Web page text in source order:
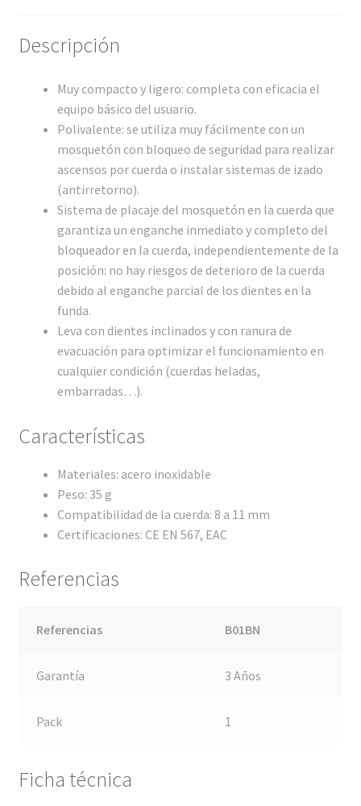
Descripción
Muy compacto y ligero: completa con eficacia el
equipo básico del usuario.
Polivalente: se utiliza muy fácilmente con un
mosquetón con bloqueo de seguridad para realizar
ascensos por cuerda o instalar sistemas de izado
(antirretorno).
Sistema de placaje del mosquetón en la cuerda que
garantiza un enganche inmediato y completo del
bloqueador en la cuerda, independientemente de la
posición: no hay riesgos de deterioro de la cuerda
debido al enganche parcial de los dientes en la
funda.
Leva con dientes inclinados y con ranura de
evacuación para optimizar el funcionamiento en
cualquier condición (cuerdas heladas,
embarradas…).
Características
Materiales: acero inoxidable
Peso: 35 g
Compatibilidad de la cuerda: 8 a 11 mm
Certificaciones: CE EN 567, EAC
Referencias
Referencias B01BN
Garantía 3 Años
Pack 1
Ficha técnica